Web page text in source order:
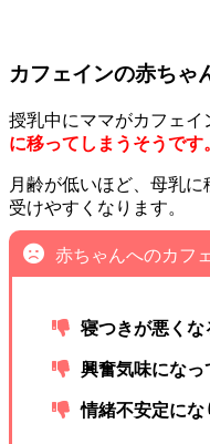
カフェインの赤ちゃ
授乳中にママがカフェイ
に移ってしまうそうです
月齢が低いほど、母乳
受けやすくなります。
赤ちゃんへのカフ
寝つきが悪くな
興奮気味になっ
情緒不安定にな